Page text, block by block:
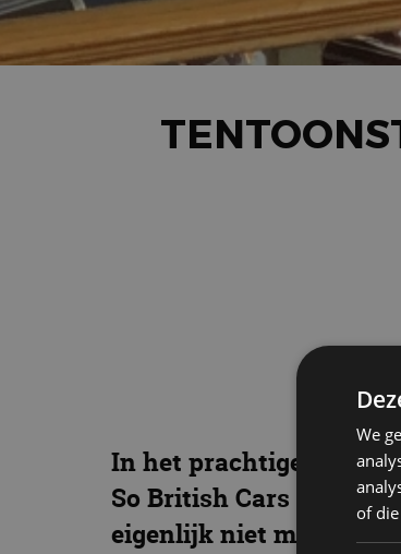
In het prachtige
So British Cars &
eigenlijk niet missen.
We
of